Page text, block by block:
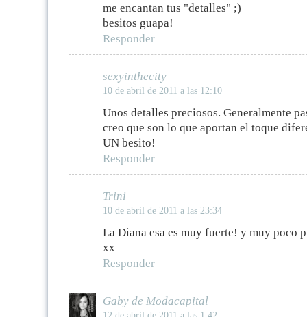
me encantan tus "detalles" ;)
besitos guapa!
Responder
sexyinthecity
10 de abril de 2011 a las 12:10
Unos detalles preciosos. Generalmente
creo que son lo que aportan el toque
UN besito!
Responder
Trini
10 de abril de 2011 a las 23:34
La Diana esa es muy fuerte! y muy poco
xx
Responder
Gaby de Modacapital
12 de abril de 2011 a las 1:42